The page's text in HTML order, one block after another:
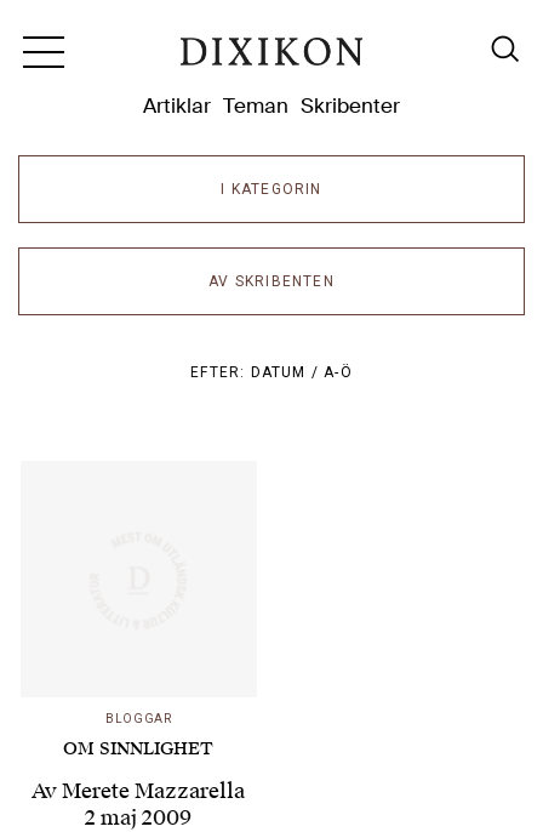
Artiklar Teman Skribenter
I KATEGORIN
AV SKRIBENTEN
EFTER: DATUM /A-Ö
BLOGGAR
OM SINNLIGHET
AvMerete Mazzarella
2 maj 2009